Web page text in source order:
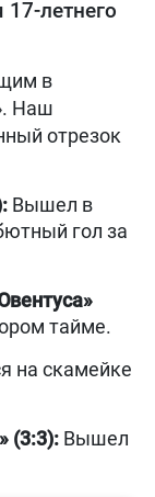
17-летнего
в
Наш
отрезок
Вышел в
гол за
тайме.
на скамейке
(3:3): Вышел